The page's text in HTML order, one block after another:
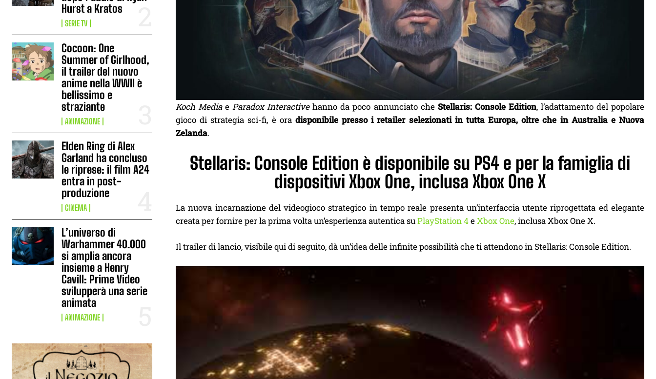
Hurst a Kratos
SERIE TV
Cocoon: One
Summer of Girlhood,
il trailer del nuovo
anime nella WWII è
bellissimo e
straziante
ANIMAZIONE
Elden Ring di Alex
Garland ha concluso
le riprese: il film A24
entra in post-
produzione
CINEMA
L’universo di
Warhammer 40.000
si amplia ancora
insieme a Henry
Cavill: Prime Video
svilupperà una serie
animata
ANIMAZIONE
Koch MediaeParadox Interactivehanno da poco annunciato che Stellaris: Console Edition, l’adattamento del popolare
gioco di strategia sci-fi, è ora disponibile presso i retailer selezionati in tutta Europa, oltre che in Australia e Nuova
Zelanda.
Stellaris: Console Edition è disponibile su PS4 e per la famiglia di
dispositivi Xbox One, inclusa Xbox One X
La nuova incarnazione del videogioco strategico in tempo reale presenta un’interfaccia utente riprogettata ed elegante
creata per fornire per la prima volta un’esperienza autentica suPlayStation 4eXbox One, inclusa Xbox One X.
Il trailer di lancio, visibile qui di seguito, dà un’idea delle infinite possibilità che ti attendono in Stellaris: Console Edition.